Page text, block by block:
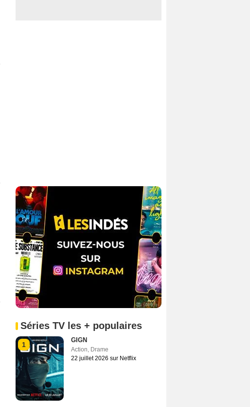
Séries TV les + populaires
1
GIGN
Action, Drame
22 juillet 2026 sur Netflix